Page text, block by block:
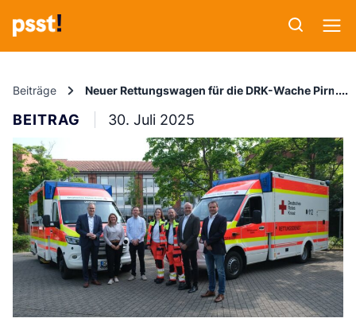
Beiträge Neuer Rettungswagen für die DRK-Wache
BEITRAG 30. Juli 2025